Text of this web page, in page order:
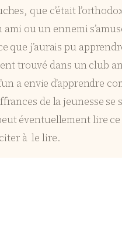
que c’était
ou un ennemi
que j’aurais pu
trouvé dans un club
a envie d’apprendre
de la jeunesse se
éventuellement lire
à le lire.